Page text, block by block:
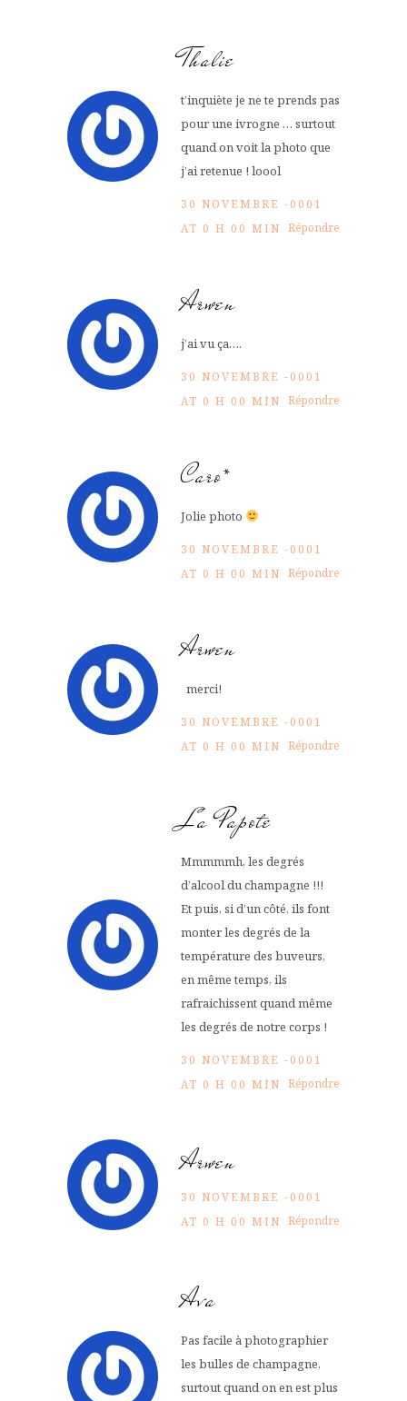
Thalie
t’inquiète je ne te prends pas
pour une ivrogne … surtout
quand on voit la photo que
j’ai retenue ! loool
30 NOVEMBRE -0001
AT 0 H 00 MIN Répondre
Arwen
j’ai vu ça….
30 NOVEMBRE -0001
AT 0 H 00 MIN Répondre
Caro*
Jolie photo
30 NOVEMBRE -0001
AT 0 H 00 MIN Répondre
Arwen
merci!
30 NOVEMBRE -0001
AT 0 H 00 MIN Répondre
La Papote
Mmmmmh, les degrés
d’alcool du champagne !!!
Et puis, si d’un côté, ils font
monter les degrés de la
température des buveurs,
en même temps, ils
rafraichissent quand même
les degrés de notre corps !
30 NOVEMBRE -0001
AT 0 H 00 MIN Répondre
Arwen
30 NOVEMBRE -0001
AT 0 H 00 MIN Répondre
Ava
Pas facile à photographier
les bulles de champagne,
surtout quand on en est plus